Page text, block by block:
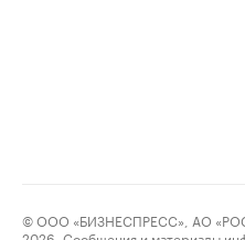
© ООО «БИЗНЕСПРЕСС», АО